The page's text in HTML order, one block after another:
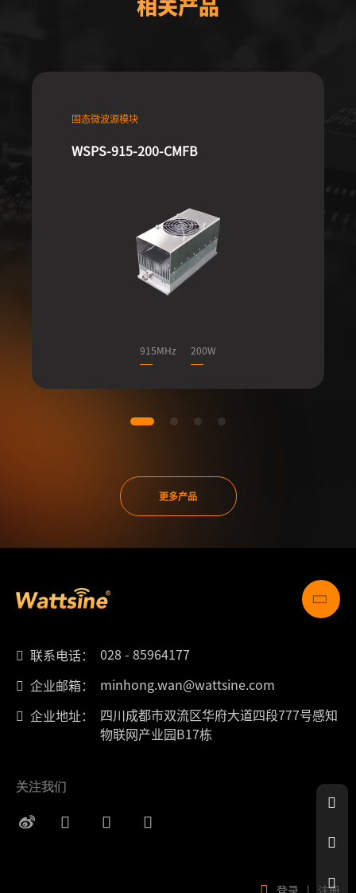
固态微波源模块
WSPS-915-200-CMFB
915MHz 200W
更多产品
联系电话：
028 - 85964177
企业邮箱：
minhong.wan@wattsine.com
企业地址：
四川成都市双流区华府大道四段777号感知
物联网产业园B17栋
关注我们
登录 | 注册